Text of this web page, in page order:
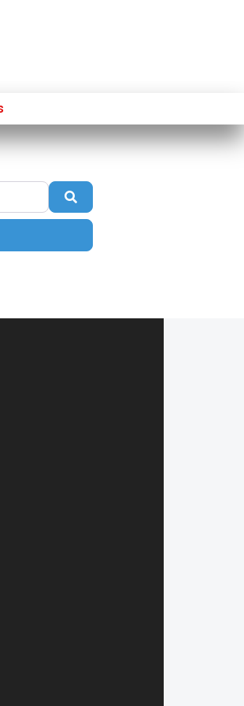
Poster sur French Morning